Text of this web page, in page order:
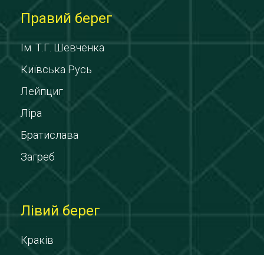
Правий берег
Ім. Т.Г. Шевченка
Київська Русь
Лейпциг
Ліра
Братислава
Загреб
Лівий берег
Краків